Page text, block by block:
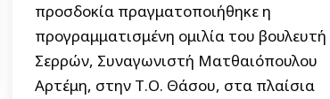
προσδοκία πραγματοποιήθηκε η
προγραμματισμένη ομιλία του βουλευτή
Σερρών, Συναγωνιστή Ματθαιόπουλου
Αρτέμη, στην Τ.Ο. Θάσου, στα πλαίσια